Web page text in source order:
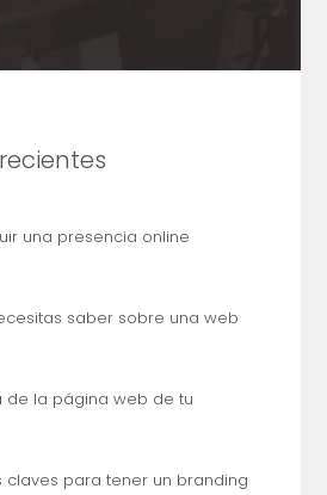
una presencia online
saber sobre una web
de la página web de tu
claves para tener un branding